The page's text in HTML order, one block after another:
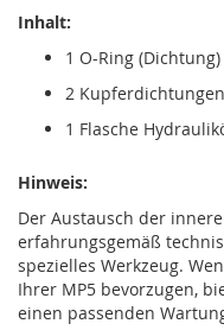
Inhalt:
1 O-Ring (Dichtung)
2 Kupferdichtungen
1 Flasche
Hinweis:
Der Austausch der
erfahrungsgemäß
spezielles Werkzeug.
Ihrer MP5 bevorzugen,
einen passenden